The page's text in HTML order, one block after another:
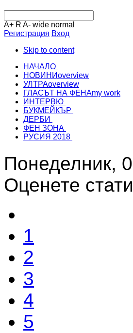
A+ R A- wide normal
Регистрация Вход
Skip to content
НАЧАЛО
НОВИНИoverview
УЛТРАoverview
ГЛАСЪТ НА ФЕНАmy work
ИНТЕРВЮ
БУКМЕЙКЪР
ДЕРБИ
ФЕН ЗОНА
РУСИЯ 2018
Понеделник,
Оценете
1
2
3
4
5